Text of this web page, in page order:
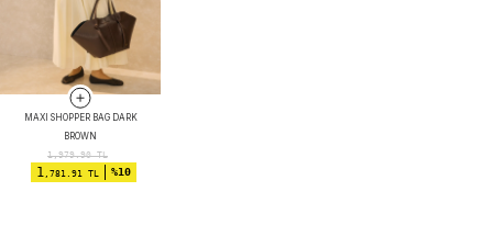
MAXI SHOPPER BAG DARK
BROWN
1,979.90TL
1,781.91 TL %10